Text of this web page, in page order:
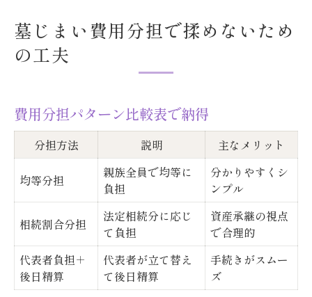
墓じまい費用分担で揉めないため
の工夫
費用分担パターン比較表で納得
分担方法 説明 主なメリット
均等分担
親族全員で均等に
負担
分かりやすくシ
ンプル
相続割合分担
法定相続分に応じ
て負担
資産承継の視点
で合理的
代表者負担＋
後日精算
代表者が立て替え
て後日精算
手続きがスムー
ズ